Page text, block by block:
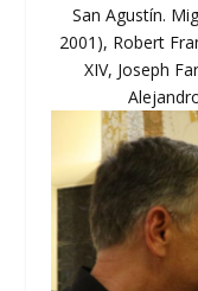
San Agustín.
2001), Robert
XIV, Joseph